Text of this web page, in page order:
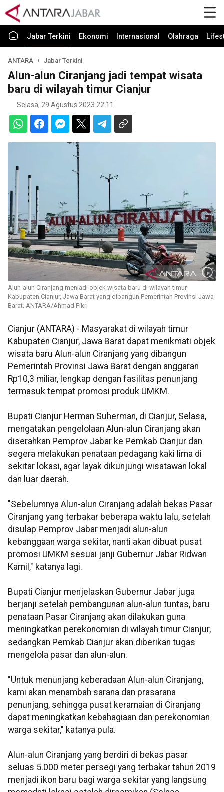
Jabar Terkini Ekonomi Internasional Olahraga
ANTARA Jabar Terkini
Alun-alun Ciranjang jadi tempat wisata
baru di wilayah timur Cianjur
Selasa, 29 Agustus 2023 22:11
Alun-alun Ciranjang menjadi objek wisata baru di wilayah timur
Kabupaten Cianjur, Jawa Barat yang dibangun Pemerintah Provinsi Jawa
Barat. ANTARA/Ahmad Fikri
Cianjur (ANTARA) - Masyarakat di wilayah timur
Kabupaten Cianjur, Jawa Barat dapat menikmati objek
wisata baru Alun-alun Ciranjang yang dibangun
Pemerintah Provinsi Jawa Barat dengan anggaran
Rp10,3 miliar, lengkap dengan fasilitas penunjang
termasuk tempat promosi produk UMKM.
Bupati Cianjur Herman Suherman, di Cianjur, Selasa,
mengatakan pengelolaan Alun-alun Ciranjang akan
diserahkan Pemprov Jabar ke Pemkab Cianjur dan
segera melakukan penataan pedagang kaki lima di
sekitar lokasi, agar layak dikunjungi wisatawan lokal
dan luar daerah.
"Sebelumnya Alun-alun Ciranjang adalah bekas Pasar
Ciranjang yang terbakar beberapa waktu lalu, setelah
disulap Pemprov Jabar menjadi alun-alun
kebanggaan warga sekitar, nanti akan dibuat pusat
promosi UMKM sesuai janji Gubernur Jabar Ridwan
Kamil," katanya lagi.
Bupati Cianjur menjelaskan Gubernur Jabar juga
berjanji setelah pembangunan alun-alun tuntas, baru
penataan Pasar Ciranjang akan dilakukan guna
meningkatkan perekonomian di wilayah timur Cianjur,
sedangkan Pemkab Cianjur akan diberikan tugas
mengelola pasar dan alun-alun.
"Untuk menunjang keberadaan Alun-alun Ciranjang,
kami akan menambah sarana dan prasarana
penunjang, sehingga pusat keramaian di Ciranjang
dapat meningkatkan kebahagiaan dan perekonomian
warga sekitar," katanya pula.
Alun-alun Ciranjang yang berdiri di bekas pasar
seluas 5.000 meter persegi yang terbakar tahun 2019
menjadi ikon baru bagi warga sekitar yang langsung